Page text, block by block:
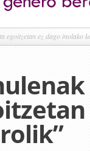
egoitzetan ez dago inolako